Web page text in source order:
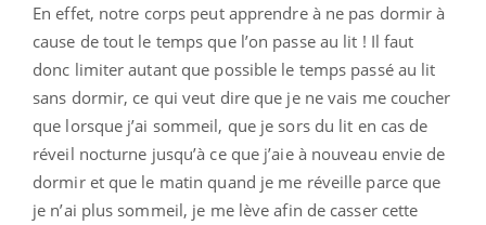
En effet, notre corps peut apprendre à ne pas dormir à
cause de tout le temps que l’on passe au lit ! Il faut
donc limiter autant que possible le temps passé au lit
sans dormir, ce qui veut dire que je ne vais me coucher
que lorsque j’ai sommeil, que je sors du lit en cas de
réveil nocturne jusqu’à ce que j’aie à nouveau envie de
dormir et que le matin quand je me réveille parce que
je n’ai plus sommeil, je me lève afin de casser cette